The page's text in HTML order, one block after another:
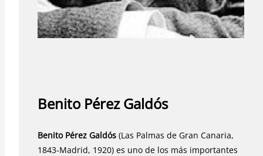
Benito Pérez Galdós
Benito Pérez Galdós (Las Palmas de Gran Canaria,
1843-Madrid, 1920) es uno de los más importantes